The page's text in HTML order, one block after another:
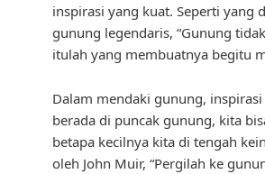
inspirasi yang kuat. Seperti yang
gunung legendaris, “Gunung
itulah yang membuatnya begitu
Dalam mendaki gunung,
berada di puncak gunung, kita
betapa kecilnya kita di tengah
oleh John Muir, “Pergilah ke